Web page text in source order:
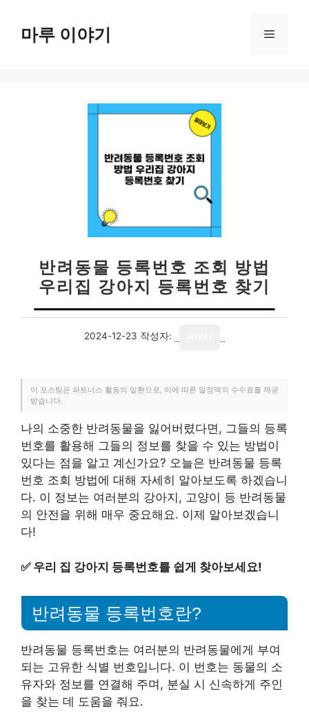
마루 이야기 메
반려동물 등록번호 조회 방법
우리집 강아지 등록번호 찾기
2024-12-23 작성자:
이 포스팅은 파트너스 활동의 일환으로, 이에 따른 일정액의 수수료를 제공
받습니다.
나의 소중한 반려동물을 잃어버렸다면, 그들의 등록
번호를 활용해 그들의 정보를 찾을 수 있는 방법이
있다는 점을 알고 계신가요? 오늘은 반려동물 등록
번호 조회 방법에 대해 자세히 알아보도록 하겠습니
다. 이 정보는 여러분의 강아지, 고양이 등 반려동물
의 안전을 위해 매우 중요해요. 이제 알아보겠습니
다!
✅ 우리 집 강아지 등록번호를 쉽게 찾아보세요!
반려동물 등록번호란?
반려동물 등록번호는 여러분의 반려동물에게 부여
되는 고유한 식별 번호입니다. 이 번호는 동물의 소
유자와 정보를 연결해 주며, 분실 시 신속하게 주인
을 찾는 데 도움을 줘요.